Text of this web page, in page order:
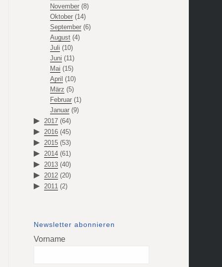
November(8)
Oktober(14)
September(6)
August(4)
Juli (10)
Juni (11)
Mai (15)
April (10)
März (5)
Februar(1)
Januar(9)
2017 (64)
2016 (45)
2015 (53)
2014 (61)
2013 (40)
2012 (20)
2011 (2)
Newsletter abonnieren
Vorname